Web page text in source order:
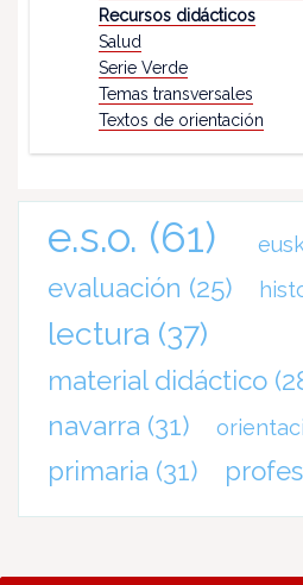
Recursos didácticos
Salud
Serie Verde
Temas transversales
Textos de orientación
e.s.o. (61)
evaluación (25)
lectura (37)
material didáctico
navarra (31)
primaria (31)